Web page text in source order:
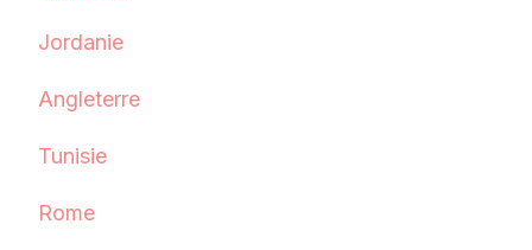
Jordanie
Angleterre
Tunisie
Rome